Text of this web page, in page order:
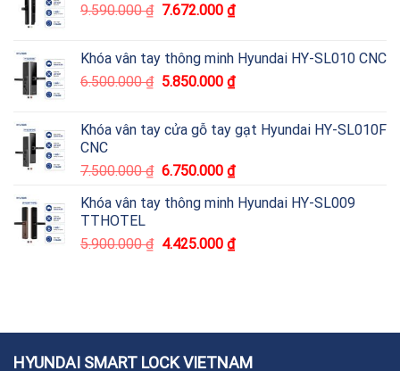
9.590.000₫ 7.672.000 ₫
Khóa vân tay thông minh Hyundai HY-SL010 CNC
6.500.000₫ 5.850.000 ₫
Khóa vân tay cửa gỗ tay gạt Hyundai HY-SL010F
CNC
7.500.000₫ 6.750.000 ₫
Khóa vân tay thông minh Hyundai HY-SL009
TTHOTEL
5.900.000₫ 4.425.000 ₫
HYUNDAI SMART LOCK VIETNAM